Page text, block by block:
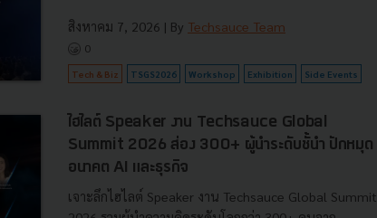
สิงหาคม 7, 2026 | By Techsauce Team
0
Tech & Biz TSGS2026 Workshop Exhibition Side Events
ไฮไลต์ Speaker งาน Techsauce Global
Summit 2026 ส่อง 300+ ผู้นำระดับชั้นำ ปักหมุด
อนาคต AI และธุรกิจ
เจาะลึกไฮไลต์ Speaker งาน Techsauce Global Summit